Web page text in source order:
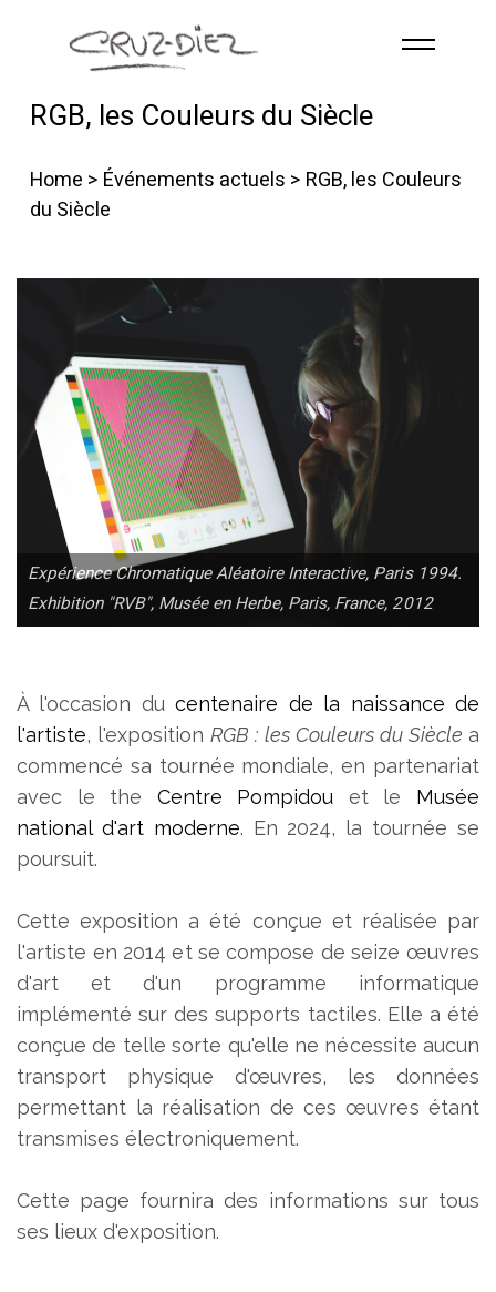
Skip to main content
ACCUEIL
RGB
PUBLICATIONS
CONTACT
French
RGB, les Couleurs du Siècle
Home > Événements actuels > RGB, les Couleurs
du Siècle
Expérience Chromatique Aléatoire Interactive, Paris 1994.
Exhibition "RVB", Musée en Herbe, Paris, France, 2012
À l'occasion ducentenaire de la naissance de
l'artiste, l'expositionRGB : les Couleurs du Siècle a
commencé sa tournée mondiale, en partenariat
avec le the Centre Pompidou et le Musée
national d'art moderne. En 2024, la tournée se
poursuit.
Cette exposition a été conçue et réalisée par
l'artiste en 2014 et se compose de seize œuvres
d'art et d'un programme informatique
implémenté sur des supports tactiles. Elle a été
conçue de telle sorte qu'elle ne nécessite aucun
transport physique d'œuvres, les données
permettant la réalisation de ces œuvres étant
transmises électroniquement.
Cette page fournira des informations sur tous
ses lieux d'exposition.